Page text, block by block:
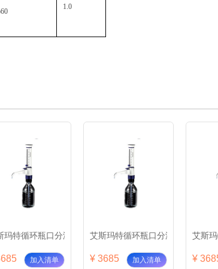
1.0
玛特循环瓶口分液器ADR-25
加入清单
艾斯玛特循环瓶口分液器ADR-30
¥ 3685 加入清单
艾斯
¥